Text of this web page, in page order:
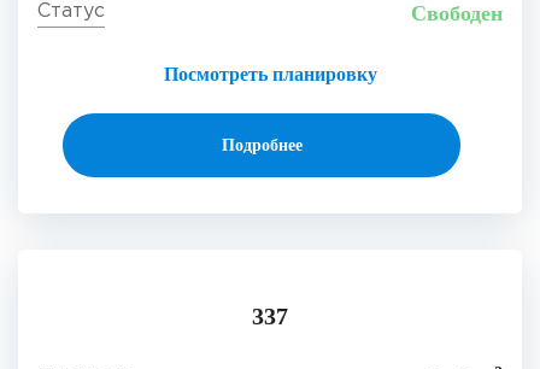
Посмотреть планировку
Свободен
Подробнее
337